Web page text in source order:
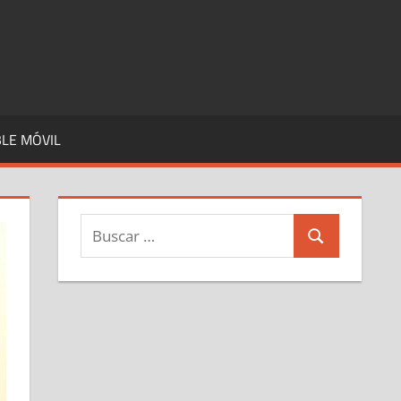
MÓVIL
Buscar:
Buscar